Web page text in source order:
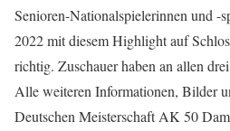
Senioren-Nationalspielerinnen und -
2022 mit diesem Highlight auf
richtig. Zuschauer haben an allen
Alle weiteren Informationen, Bilder
Deutschen Meisterschaft AK 50